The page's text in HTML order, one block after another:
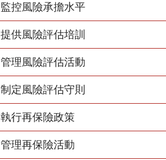
監控風險承擔水平
提供風險評估培訓
管理風險評估活動
制定風險評估守則
執行再保險政策
管理再保險活動